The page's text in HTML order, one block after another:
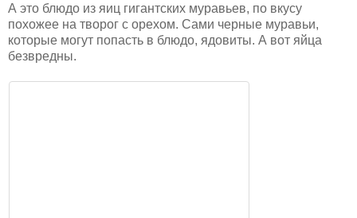
А это блюдо из яиц гигантских муравьев, по вкусу
похожее на творог с орехом. Сами черные муравьи,
которые могут попасть в блюдо, ядовиты. А вот яйца
безвредны.